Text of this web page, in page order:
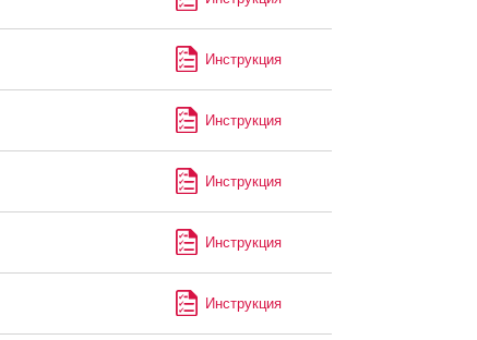
Инструкция
Инструкция
Инструкция
Инструкция
Инструкция